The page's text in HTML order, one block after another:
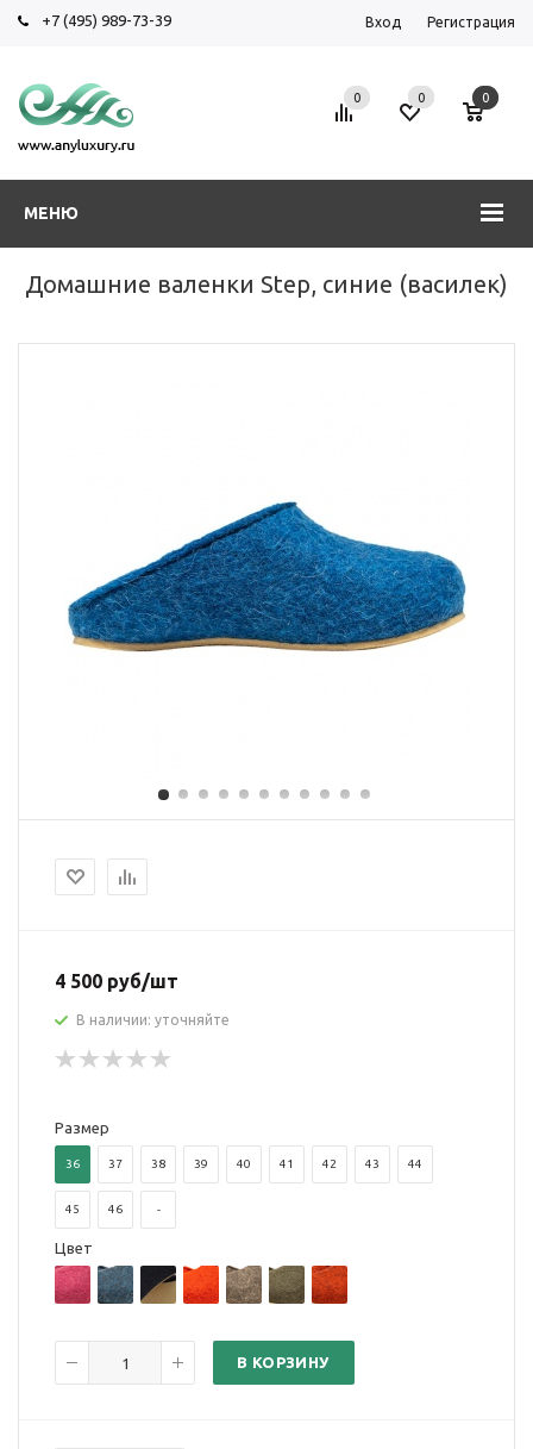
+7 (495) 989-73-39 Вход Регистрация
МЕНЮ
0 0 0
Домашние валенки Step, синие (василек)
4 500 руб/шт
В наличии: уточняйте
Размер
36 37 38 39 40 41 42 43 44
45 46 -
Цвет
В КОРЗИНУ